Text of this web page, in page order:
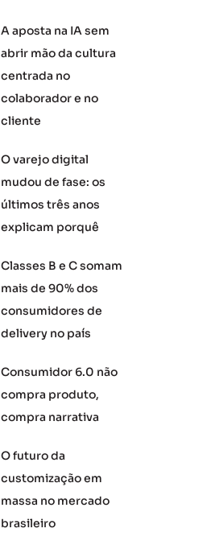
A aposta na IA sem
abrir mão da cultura
centrada no
colaborador e no
cliente
O varejo digital
mudou de fase: os
últimos três anos
explicam porquê
Classes B e C somam
mais de 90% dos
consumidores de
delivery no país
Consumidor 6.0 não
compra produto,
compra narrativa
O futuro da
customização em
massa no mercado
brasileiro